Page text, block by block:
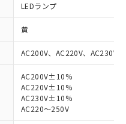
LEDランプ
黄
AC200V、AC220V、AC230V
AC200V±10%
AC220V±10%
AC230V±10%
AC220～250V